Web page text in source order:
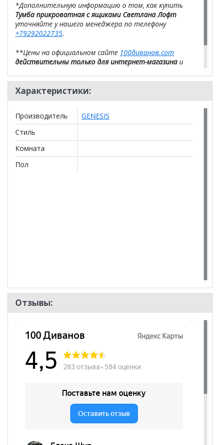
*Дополнительную информацию о том, как купить
Тумба прикроватная с ящиками Светлана Лофт
уточняйте у нашего менеджера по телефону
+79292022735.
**Цены на официальном сайте 100диванов.com
действительны только для интернет-магазинаи
салонах сети!
Характеристики:
Производитель
GENESIS
Стиль
Комната
Пол
Отзывы: